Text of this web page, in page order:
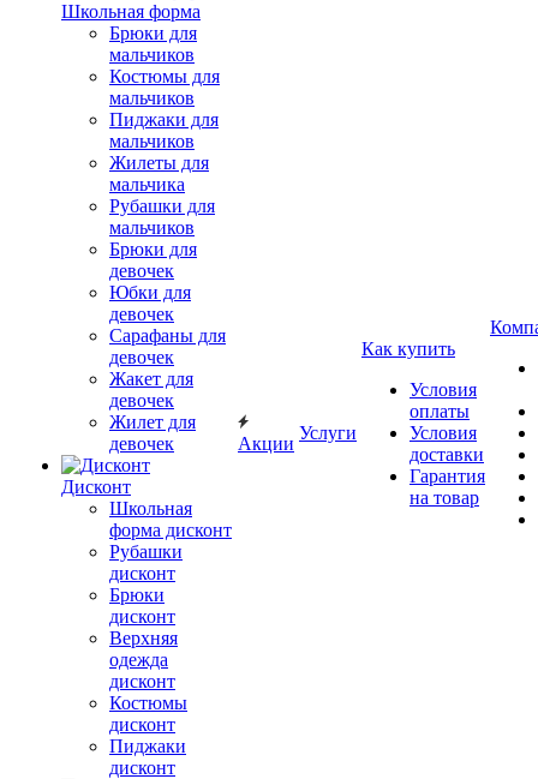
Школьная форма
Брюки для
мальчиков
Костюмы для
мальчиков
Пиджаки для
мальчиков
Жилеты для
мальчика
Рубашки для
мальчиков
Брюки для
девочек
Юбки для
девочек
Сарафаны для
девочек
Жакет для
девочек
Жилет для
девочек
Дисконт
Школьная
форма дисконт
Рубашки
дисконт
Брюки
дисконт
Верхняя
одежда
дисконт
Костюмы
дисконт
Пиджаки
дисконт
Акции
Услуги
Как купить
Условия
оплаты
Условия
доставки
Гарантия
на товар